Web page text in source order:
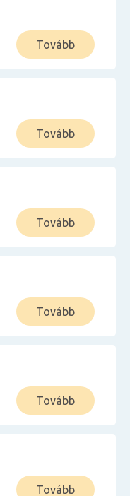
Tovább
Tovább
Tovább
Tovább
Tovább
Tovább